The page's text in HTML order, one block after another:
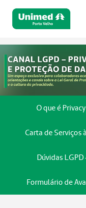
O que é
Carta de Serviços
Dúvidas LGPD
Formulário de